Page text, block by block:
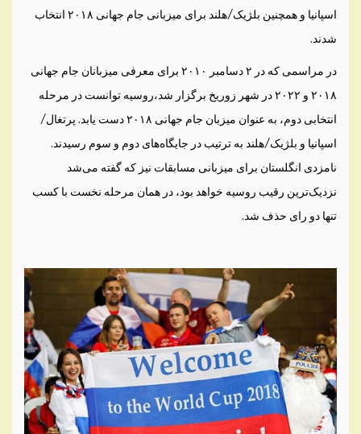
اسپانیا و همچنین بلژیک/هلند برای میزبانی جام جهانی ۲۰۱۸ انتخاب
شدند.
در مراسمی که در ۲ دسامبر ۲۰۱۰ برای معرفی میزبانان جام جهانی
۲۰۱۸ و ۲۰۲۲ در شهر زوریخ برگزار شد،روسیه توانست در مرحله
انتخابی دوم، به عنوان میزبان جام جهانی ۲۰۱۸ دست یابد. پرتغال/
اسپانیا و بلژیک/هلند به ترتیب در جایگاه‌های دوم و سوم رسیدند.
نامزدی انگلستان برای میزبانی مسابقات نیز که گفته می‌شد
نزدیک‌ترین رقیب روسیه خواهد بود، در همان مرحله نخست با کسب
تنها دو رای حذف شد.